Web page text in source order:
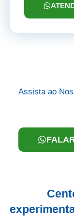
Assista ao